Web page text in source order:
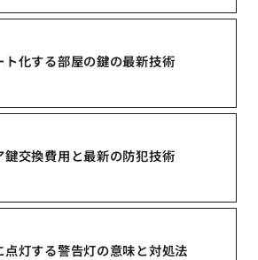
ト化する部屋の鍵の最新技術
交換費用と最新の防犯技術
灯する警告灯の意味と対処法